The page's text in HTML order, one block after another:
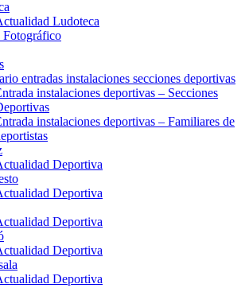
Ludoteca
entradas instalaciones secciones deportivas
instalaciones deportivas – Secciones
instalaciones deportivas – Familiares de
Deportiva
Deportiva
Deportiva
Deportiva
Deportiva